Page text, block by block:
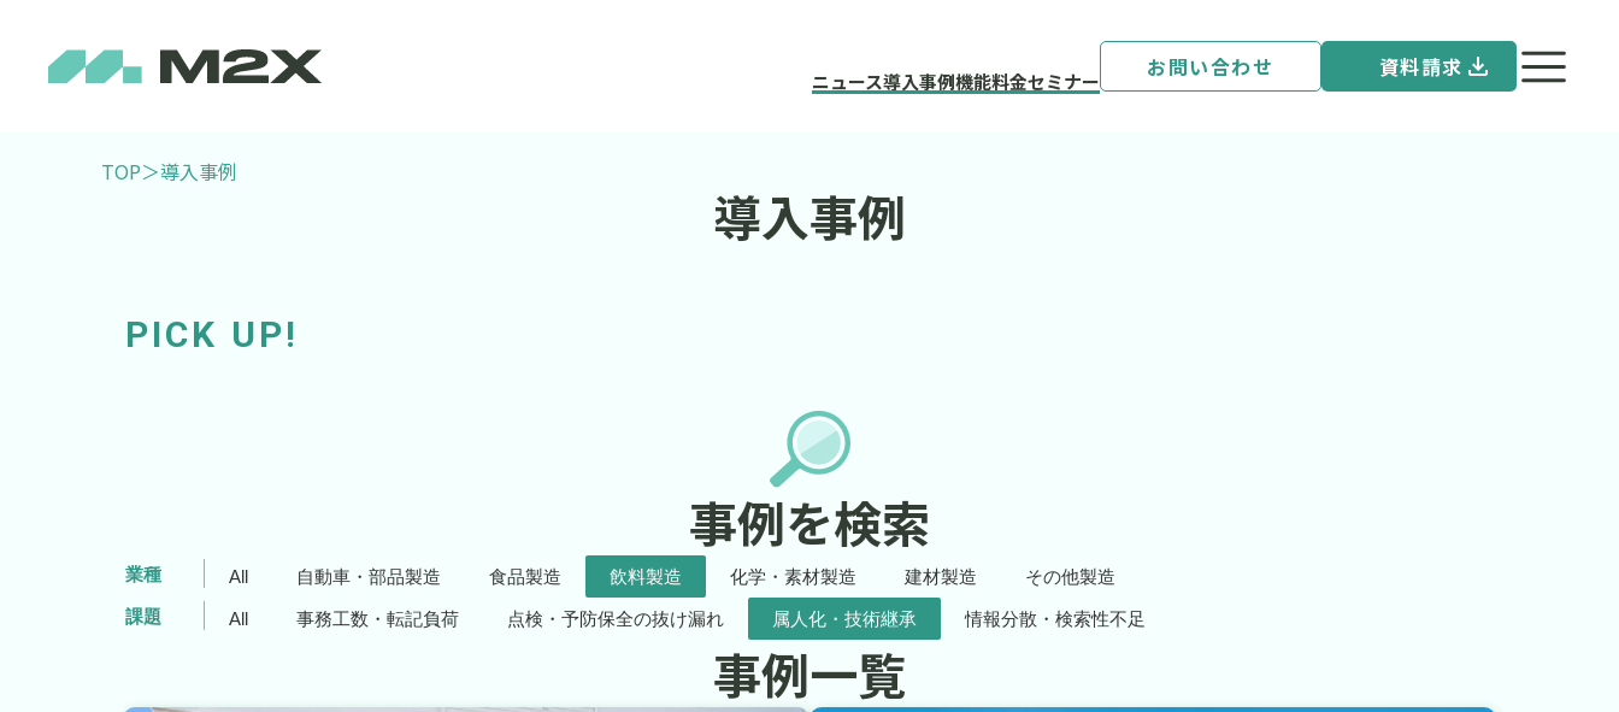
ニュース導入事例機能料金セミナー お問い合わせ 資料請求
TOP＞導入事例
導入事例
PICK UP!
事例を検索
業種 All 自動車・部品製造 食品製造 飲料製造 化学・素材製造 建材製造
その他製造
課題
All 事務工数・転記負荷 点検・予防保全の抜け漏れ 属人化・技術継承 情報分散・検索性不足
事例一覧